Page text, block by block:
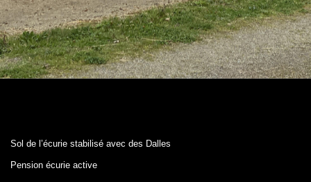
Sol de l’écurie stabilisé avec des Dalles
Pension écurie active